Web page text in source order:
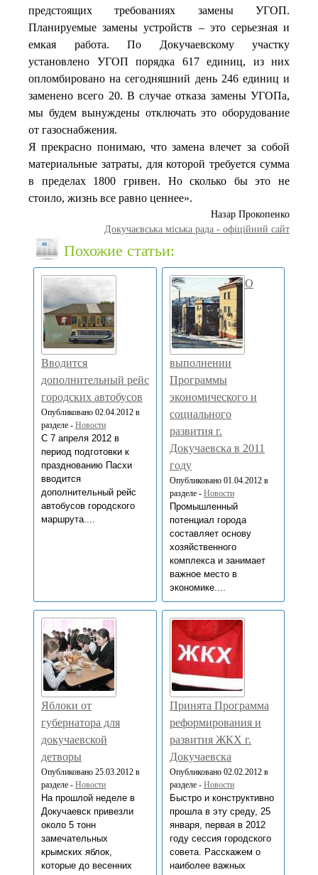
предстоящих требованиях замены УГОП.
Планируемые замены устройств – это серьезная и
емкая работа. По Докучаевскому участку
установлено УГОП порядка 617 единиц, из них
опломбировано на сегодняшний день 246 единиц и
заменено всего 20. В случае отказа замены УГОПа,
мы будем вынуждены отключать это оборудование
от газоснабжения.
Я прекрасно понимаю, что замена влечет за собой
материальные затраты, для которой требуется сумма
в пределах 1800 гривен. Но сколько бы это не
стоило, жизнь все равно ценнее».
Назар Прокопенко
Докучаєвська мiська рада - офіційний сайт
Похожие статьи:
Вводится
дополнительный рейс
городских автобусов
Опубликовано 02.04.2012 в
разделе - Новости
С 7 апреля 2012 в
период подготовки к
празднованию Пасхи
вводится
дополнительный рейс
автобусов городского
маршрута....
О
выполнении
Программы
экономического и
социального
развития г.
Докучаевска в 2011
году
Опубликовано 01.04.2012 в
разделе - Новости
Промышленный
потенциал города
составляет основу
хозяйственного
комплекса и занимает
важное место в
экономике....
Яблоки от
губернатора для
докучаевской
детворы
Опубликовано 25.03.2012 в
разделе - Новости
На прошлой неделе в
Докучаевск привезли
около 5 тонн
замечательных
крымских яблок,
которые до весенних
Принята Программа
реформирования и
развития ЖКХ г.
Докучаевска
Опубликовано 02.02.2012 в
разделе - Новости
Быстро и конструктивно
прошла в эту среду, 25
января, первая в 2012
году сессия городского
совета. Расскажем о
наиболее важных